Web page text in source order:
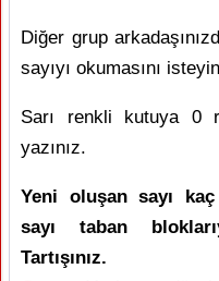
Diğer grup
sayıyı okumasını
Sarı renkli kutuya 0
yazınız.
Yeni oluşan sayı kaç
sayı taban
Tartışınız.